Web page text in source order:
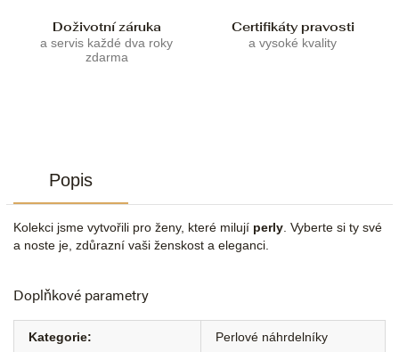
Doživotní záruka
a servis každé dva roky
zdarma
Certifikáty pravosti
a vysoké kvality
Popis
Kolekci jsme vytvořili pro ženy, které milují perly . Vyberte si ty své
a noste je, zdůrazní vaši ženskost a eleganci.
Doplňkové parametry
Kategorie: Perlové náhrdelníky